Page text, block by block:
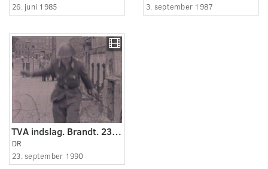
26. juni 1985
3. september 1987
TVA indslag. Brandt. 23.09.1990.
DR
23. september 1990